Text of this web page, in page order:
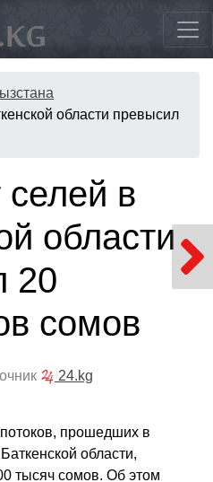
области превысил
в
области
20
сомов
24.kg
прошедших в
области,
тысяч сомов. Об этом